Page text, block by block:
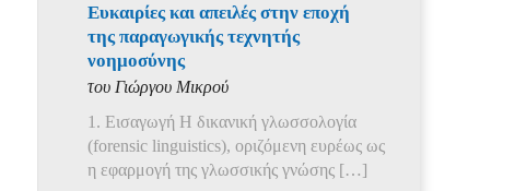
Ευκαιρίες και απειλές στην εποχή
της παραγωγικής τεχνητής
νοημοσύνης
του Γιώργου Μικρού
1. Εισαγωγή Η δικανική γλωσσολογία
(forensic linguistics), οριζόμενη ευρέως ως
η εφαρμογή της γλωσσικής γνώσης […]